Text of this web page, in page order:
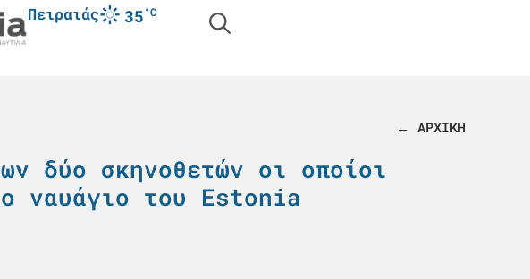
Πειραιάς 35°C
← ΑΡΧΙΚΗ
δύο σκηνοθετών οι οποίοι
ναυάγιο του Estonia